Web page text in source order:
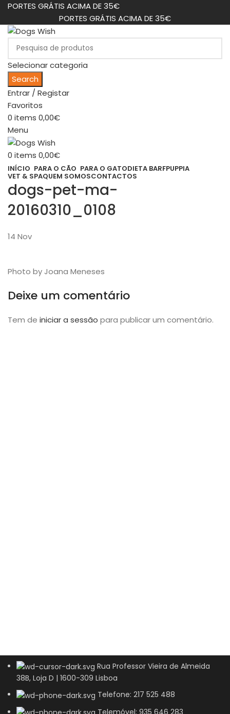
PORTES GRÁTIS ACIMA DE 35€
PORTES GRÁTIS ACIMA DE 35€
Selecionar categoria
Search
Entrar / Registar
Favoritos
0 items 0,00€
Menu
0 items 0,00€
INÍCIO PARA O CÃO PARA O GATODIETA BARFPUPPIA
VET & SPAQUEM SOMOSCONTACTOS
dogs-pet-ma-
20160310_0108
14 Nov
Photo by Joana Meneses
Deixe um comentário
Tem de iniciar a sessão para publicar um comentário.
Rua Professor Vieira de Almeida
38B, Loja D | 1600-309 Lisboa
Telefone: 217 525 488
Telemóvel: 935 646 283